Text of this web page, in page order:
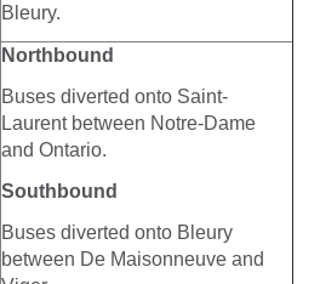
Bleury.
Northbound
Buses diverted onto Saint-
Laurent between Notre-Dame
and Ontario.
Southbound
Buses diverted onto Bleury
between De Maisonneuve and